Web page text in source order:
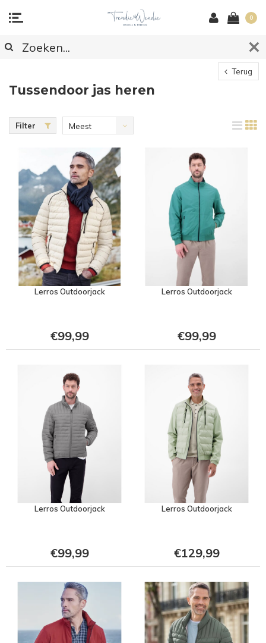
0
Terug
Tussendoor jas heren
Filter
Meest
Lerros Outdoorjack
€99,99
Lerros Outdoorjack
€99,99
Lerros Outdoorjack
€99,99
Lerros Outdoorjack
€129,99